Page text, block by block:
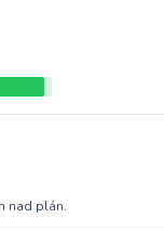
nad plán.